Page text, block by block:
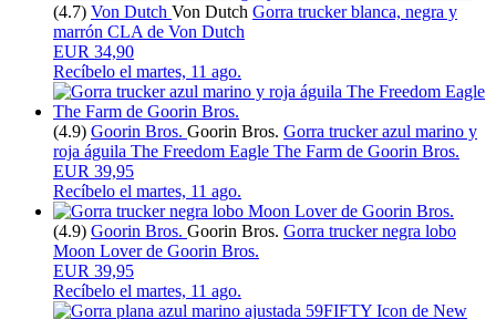
(4.7) Von Dutch Von Dutch Gorra trucker blanca, negra y
marrón CLA de Von Dutch
EUR 34,90
Recíbelo el martes, 11 ago.
(4.9) Goorin Bros. Goorin Bros. Gorra trucker azul marino y
roja águila The Freedom Eagle The Farm de Goorin Bros.
EUR 39,95
Recíbelo el martes, 11 ago.
(4.9) Goorin Bros. Goorin Bros. Gorra trucker negra lobo
Moon Lover de Goorin Bros.
EUR 39,95
Recíbelo el martes, 11 ago.